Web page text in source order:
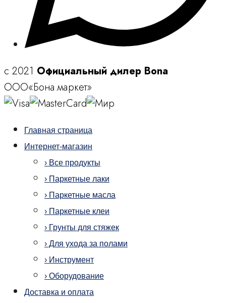
c 2021 Официальный дилер Bona
ООО«Бона.маркет»
Главная страница
Интернет-магазин
› Все продукты
› Паркетные лаки
› Паркетные масла
› Паркетные клеи
› Грунты для стяжек
› Для ухода за полами
› Инструмент
› Оборудование
Доставка и оплата